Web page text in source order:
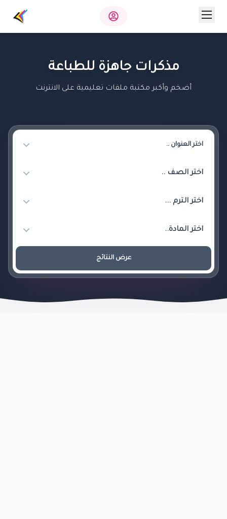
مذكرات جاهزة للطباعة
أضخم وأكبر مكتبة ملفات تعليمية على الانترنت
عرض النتائج